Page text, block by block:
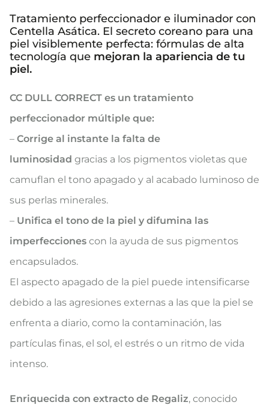
Tratamiento perfeccionador e iluminador con
Centella Asática. El secreto coreano para una
piel visiblemente perfecta: fórmulas de alta
tecnología que mejoran la apariencia de tu
piel.
CC DULL CORRECT es un tratamiento
perfeccionador múltiple que:
– Corrige al instante la falta de
luminosidad gracias a los pigmentos violetas que
camuflan el tono apagado y al acabado luminoso de
sus perlas minerales.
– Unifica el tono de la piel y difumina las
imperfecciones con la ayuda de sus pigmentos
encapsulados.
El aspecto apagado de la piel puede intensificarse
debido a las agresiones externas a las que la piel se
enfrenta a diario, como la contaminación, las
partículas finas, el sol, el estrés o un ritmo de vida
intenso.
Enriquecida con extracto de Regaliz, conocido